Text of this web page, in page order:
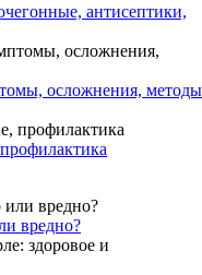
антисептики,
осложнения, методы
вредно?